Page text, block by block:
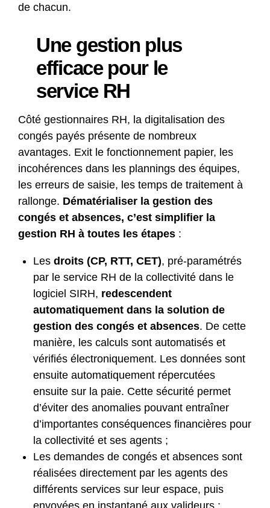
de chacun.
Une gestion plus
efficace pour le
service RH
Côté gestionnaires RH, la digitalisation des
congés payés présente de nombreux
avantages. Exit le fonctionnement papier, les
incohérences dans les plannings des équipes,
les erreurs de saisie, les temps de traitement à
rallonge. Dématérialiser la gestion des
congés et absences, c’est simplifier la
gestion RH à toutes les étapes :
Les droits (CP, RTT, CET), pré-paramétrés
par le service RH de la collectivité dans le
logiciel SIRH, redescendent
automatiquement dans la solution de
gestion des congés et absences. De cette
manière, les calculs sont automatisés et
vérifiés électroniquement. Les données sont
ensuite automatiquement répercutées
ensuite sur la paie. Cette sécurité permet
d’éviter des anomalies pouvant entraîner
d’importantes conséquences financières pour
la collectivité et ses agents ;
Les demandes de congés et absences sont
réalisées directement par les agents des
différents services sur leur espace, puis
envoyées en instantané aux valideurs ;